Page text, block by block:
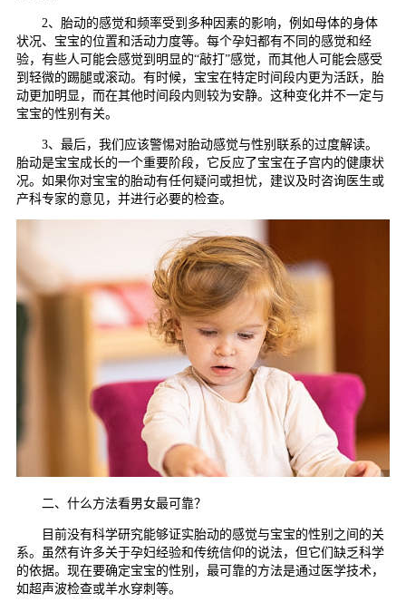
2、胎动的感觉和频率受到多种因素的影响，例如母体的身体
状况、宝宝的位置和活动力度等。每个孕妇都有不同的感觉和经
验，有些人可能会感觉到明显的“敲打”感觉，而其他人可能会感受
到轻微的踢腿或滚动。有时候，宝宝在特定时间段内更为活跃，胎
动更加明显，而在其他时间段内则较为安静。这种变化并不一定与
宝宝的性别有关。
3、最后，我们应该警惕对胎动感觉与性别联系的过度解读。
胎动是宝宝成长的一个重要阶段，它反应了宝宝在子宫内的健康状
况。如果你对宝宝的胎动有任何疑问或担忧，建议及时咨询医生或
产科专家的意见，并进行必要的检查。
二、什么方法看男女最可靠？
目前没有科学研究能够证实胎动的感觉与宝宝的性别之间的关
系。虽然有许多关于孕妇经验和传统信仰的说法，但它们缺乏科学
的依据。现在要确定宝宝的性别，最可靠的方法是通过医学技术，
如超声波检查或羊水穿刺等。